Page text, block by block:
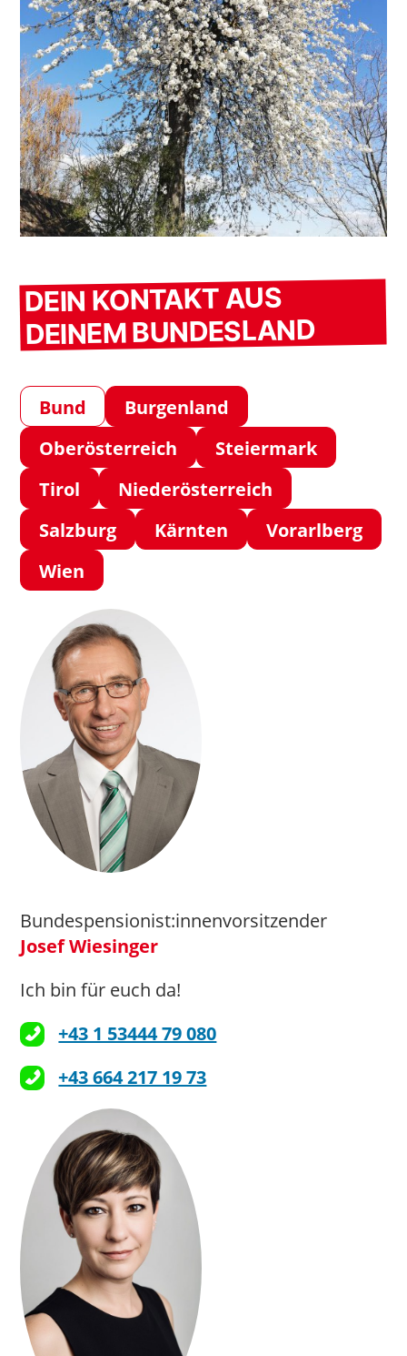
DEIN KONTAKT AUS
DEINEM BUNDESLAND
Bund
Burgenland
Oberösterreich
Steiermark
Tirol
Niederösterreich
Salzburg
Kärnten
Vorarlberg
Wien
Bundespensionist:innenvorsitzender
Josef Wiesinger
Ich bin für euch da!
+43 1 53444 79 080
+43 664 217 19 73